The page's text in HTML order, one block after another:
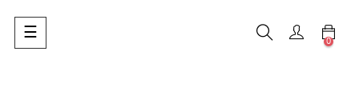
Basculer
la
☰
0